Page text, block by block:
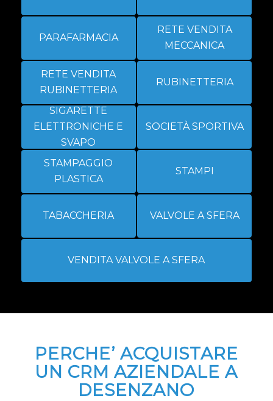
PARAFARMACIA
RETE VENDITA
MECCANICA
RETE VENDITA
RUBINETTERIA
RUBINETTERIA
SIGARETTE
ELETTRONICHE E
SVAPO
SOCIETÀ SPORTIVA
STAMPAGGIO
PLASTICA
STAMPI
TABACCHERIA VALVOLE A SFERA
VENDITA VALVOLE A SFERA
PERCHE’ ACQUISTARE
UN CRM AZIENDALE A
DESENZANO